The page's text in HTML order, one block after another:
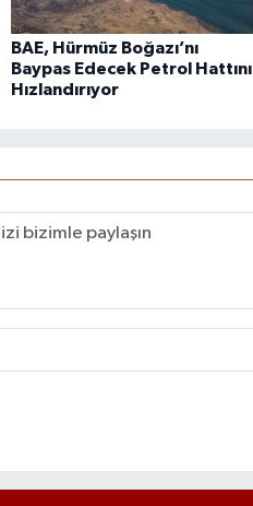
BAE, Hürmüz Boğazı’nı
Baypas Edecek Petrol Hattını
Hızlandırıyor